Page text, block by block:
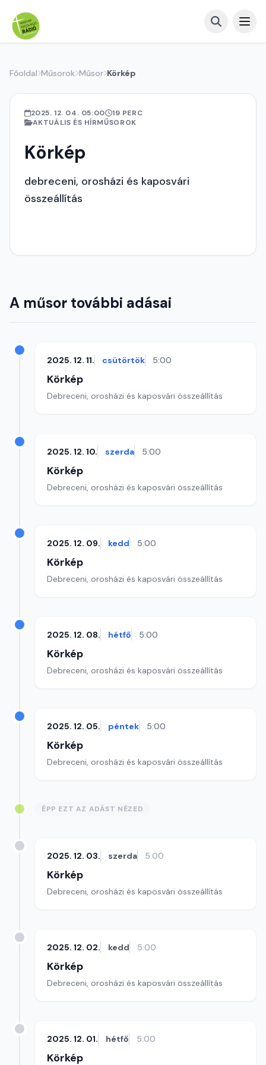
Főoldal Műsorok Műsor Körkép
2025. 12. 04. 05:00
19 PERC
AKTUÁLIS ÉS HÍRMŰSOROK
Körkép
debreceni, orosházi és kaposvári
összeállítás
A műsor további adásai
2025. 12. 11. csütörtök 5:00
Körkép
Debreceni, orosházi és kaposvári összeállítás
2025. 12. 10. szerda 5:00
Körkép
Debreceni, orosházi és kaposvári összeállítás
2025. 12. 09. kedd 5:00
Körkép
Debreceni, orosházi és kaposvári összeállítás
2025. 12. 08. hétfő 5:00
Körkép
Debreceni, orosházi és kaposvári összeállítás
2025. 12. 05. péntek 5:00
Körkép
Debreceni, orosházi és kaposvári összeállítás
ÉPP EZT AZ ADÁST NÉZED
2025. 12. 03. szerda 5:00
Körkép
Debreceni, orosházi és kaposvári összeállítás
2025. 12. 02. kedd 5:00
Körkép
Debreceni, orosházi és kaposvári összeállítás
2025. 12. 01. hétfő 5:00
Körkép